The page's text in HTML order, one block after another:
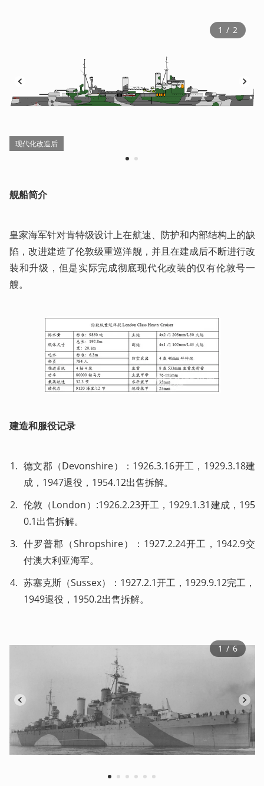
现代化改造后
1 2
1 / 2
舰船简介
皇家海军针对肯特级设计上在航速、防护和内部结构上的缺
陷，改进建造了伦敦级重巡洋舰，并且在建成后不断进行改
装和升级，但是实际完成彻底现代化改装的仅有伦敦号一
艘。
建造和服役记录
德文郡（Devonshire）：1926.3.16开工，1929.3.18建
成，1947退役，1954.12出售拆解。
伦敦（London）:1926.2.23开工，1929.1.31建成，195
0.1出售拆解。
什罗普郡（Shropshire）：1927.2.24开工，1942.9交
付澳大利亚海军。
苏塞克斯（Sussex）：1927.2.1开工，1929.9.12完工，
1949退役，1950.2出售拆解。
1 2 3 4 5 6
1 / 6